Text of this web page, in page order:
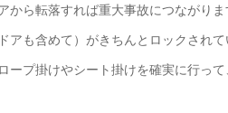
から転落すれば重大事故につながり
アも含めて）がきちんとロックされ
ープ掛けやシート掛けを確実に行っ